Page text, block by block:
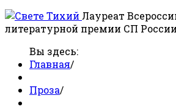
Лауреат
литературной премии СП
Вы здесь:
Главная/
Проза/